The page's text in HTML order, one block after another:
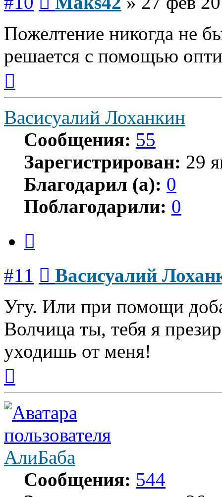
Пожелтение никогда не
решается с помощью
началу
Васисуалий Лоханкин
Сообщения: 55
Зарегистрирован: 29
Благодарил (а): 0
Поблагодарили: 0
#11
Васисуалий
Угу. Или при помощи
Волчица ты, тебя я
уходишь от меня!
началу
АлиБаба
Сообщения: 544